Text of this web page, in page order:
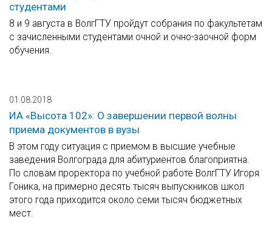
студентами
8 и 9 августа в ВолгГТУ пройдут собрания по факультетам
с зачисленными студентами очной и очно-заочной форм
обучения.
01.08.2018
ИА «Высота 102»: О завершении первой волны
приема документов в вузы
В этом году ситуация с приемом в высшие учебные
заведения Волгограда для абитуриентов благоприятна.
По словам проректора по учебной работе ВолгГТУ Игоря
Гоника, на примерно десять тысяч выпускников школ
этого года приходится около семи тысяч бюджетных
мест.